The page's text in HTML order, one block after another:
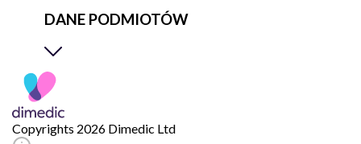
DANE PODMIOTÓW
Copyrights 2026 Dimedic Ltd